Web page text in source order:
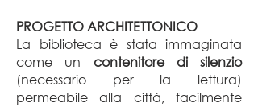
PROGETTO ARCHITETTONICO
La biblioteca è stata immaginata
come un contenitore di silenzio
(necessario per la lettura)
permeabile alla città, facilmente